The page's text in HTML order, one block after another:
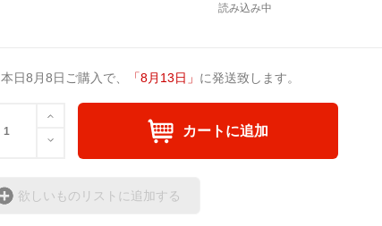
本日8月8日 ご購入で、 「8月13日 」 に発送致します。
カートに追加
欲しいものリストに追加する